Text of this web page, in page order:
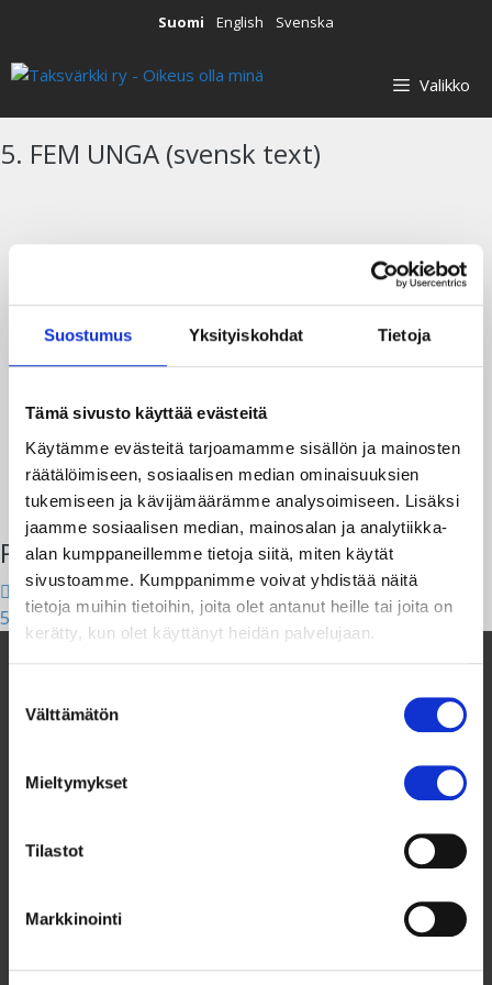
Suostumus Yksityiskohdat Tietoja
Tämä sivusto käyttää evästeitä
Käytämme evästeitä tarjoamamme sisällön ja mainosten
räätälöimiseen, sosiaalisen median ominaisuuksien
tukemiseen ja kävijämäärämme analysoimiseen. Lisäksi
jaamme sosiaalisen median, mainosalan ja analytiikka-
alan kumppaneillemme tietoja siitä, miten käytät
sivustoamme. Kumppanimme voivat yhdistää näitä
tietoja muihin tietoihin, joita olet antanut heille tai joita on
kerätty, kun olet käyttänyt heidän palvelujaan.
valinta
Välttämätön
Mieltymykset
Tilastot
Markkinointi
Suomi English Svenska
Valikko
5. FEM UNGA (svensk text)
Post navigation
6. OIKEUS OLLA MINÄ traileri
5. VIISI NUORTA
Dagsverke rf
00530 Helsinki